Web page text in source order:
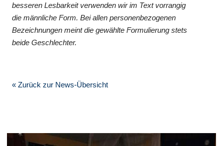
besseren Lesbarkeit verwenden wir im Text vorrangig
die männliche Form. Bei allen personenbezogenen
Bezeichnungen meint die gewählte Formulierung stets
beide Geschlechter.
« Zurück zur News-Übersicht